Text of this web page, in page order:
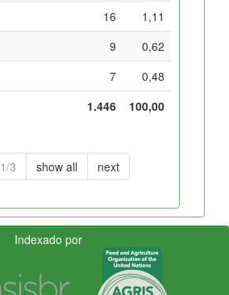
16
1,11
9
0,62
7
0,48
1.446
100,00
1/3 show all next
Indexado por